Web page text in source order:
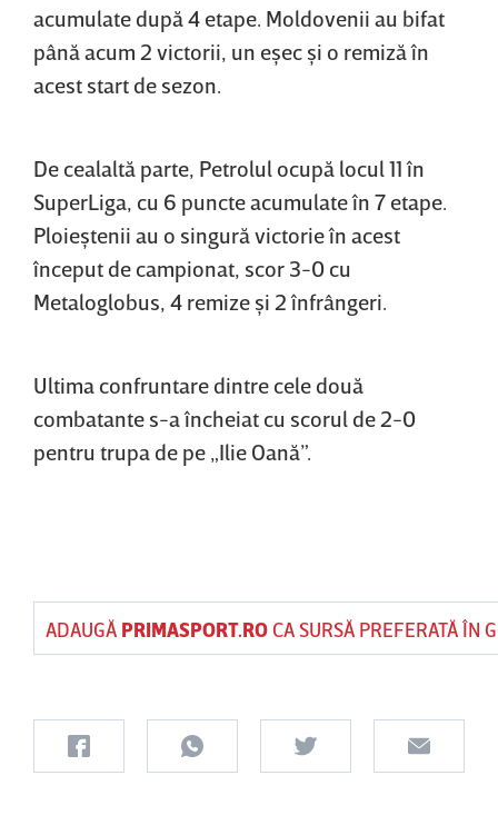
acumulate după 4 etape. Moldovenii au bifat
până acum 2 victorii, un eşec şi o remiză în
acest start de sezon.
De cealaltă parte, Petrolul ocupă locul 11 în
SuperLiga, cu 6 puncte acumulate în 7 etape.
Ploieştenii au o singură victorie în acest
început de campionat, scor 3-0 cu
Metaloglobus, 4 remize şi 2 înfrângeri.
Ultima confruntare dintre cele două
combatante s-a încheiat cu scorul de 2-0
pentru trupa de pe „Ilie Oană”.
ADAUGĂ PRIMASPORT.ROCA SURSĂ PREFERATĂ ÎN